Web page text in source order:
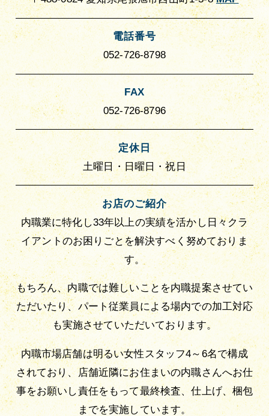
電話番号
052-726-8798
FAX
052-726-8796
定休日
土曜日・日曜日・祝日
お店のご紹介
内職業に特化し33年以上の実績を活かし日々クラ
イアントのお困りごとを解決すべく努めておりま
す。
もちろん、内職では難しいことを内職提案させてい
ただいたり、パート従業員による場内での加工対応
も実施させていただいております。
内職市場店舗は明るい女性スタッフ4～6名で構成
されており、店舗近隣にお住まいの内職さんへお仕
事をお願いし責任をもって最終検査、仕上げ、梱包
までを実施しています。